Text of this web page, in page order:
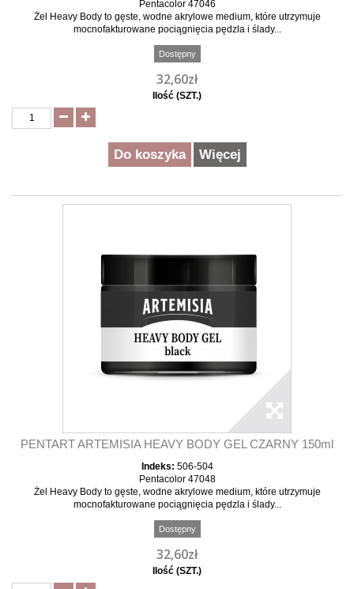
Pentacolor 47046
Żel Heavy Body to gęste, wodne akrylowe medium, które utrzymuje
mocnofakturowane pociągnięcia pędzla i ślady...
Dostępny
32,60zł
Ilość (SZT.)
Do koszyka Więcej
PENTART ARTEMISIA HEAVY BODY GEL CZARNY 150ml
Indeks: 506-504
Pentacolor 47048
Żel Heavy Body to gęste, wodne akrylowe medium, które utrzymuje
mocnofakturowane pociągnięcia pędzla i ślady...
Dostępny
32,60zł
Ilość (SZT.)